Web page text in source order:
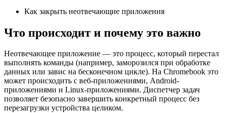
Как закрыть неотвечающие приложения
Что происходит и почему это важно
Неотвечающее приложение — это процесс, который перестал
выполнять команды (например, заморозился при обработке
данных или завис на бесконечном цикле). На Chromebook это
может происходить с веб-приложениями, Android-
приложениями и Linux-приложениями. Диспетчер задач
позволяет безопасно завершить конкретный процесс без
перезагрузки устройства целиком.